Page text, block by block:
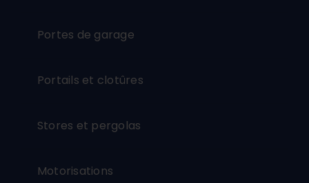
Portes de garage
Portails et clotûres
Stores et pergolas
Motorisations